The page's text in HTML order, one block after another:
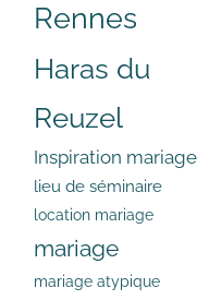
Rennes
Haras du
Reuzel
Inspiration mariage
lieu de séminaire
location mariage
mariage
mariage atypique